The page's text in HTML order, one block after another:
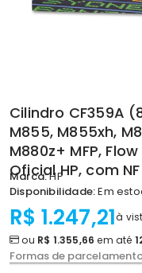
Cilindro CF359A
M855, M855xh,
M880z+ MFP,
Oficial HP, com NF
Marca:HP
Disponibilidade:Em
R$ 1.247,21à
ou R$ 1.355,66 em até
Formas de